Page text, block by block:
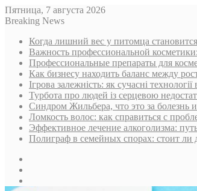
Пятница, 7 августа 2026
Breaking News
Когда лишний вес у питомца
Важность профессиональной
Профессиональные препараты для
Как бизнесу находить баланс между
Ігрова залежність: як сучасні
Турбота про людей із серцевою
Синдром Жильбера, что это за болезнь
Ломкость волос: как справиться с
Эффективное лечение алкоголизма:
Полиграф в семейных спорах: стоит ли